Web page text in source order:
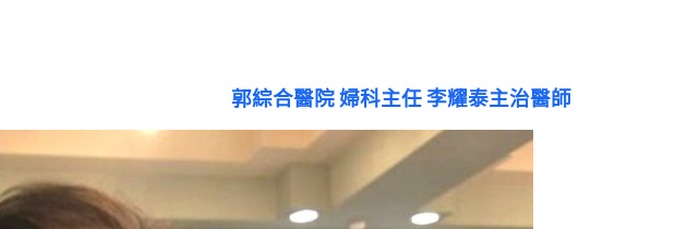
郭綜合醫院 婦科主任 李耀泰主治醫師